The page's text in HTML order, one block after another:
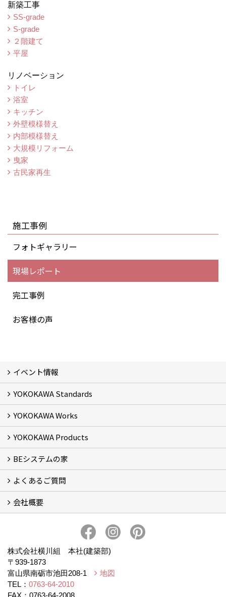
新築工事
SS-grade
S-grade
２階建て
平屋
リノベーション
トイレ
浴室
キッチン
外壁模様替え
内部模様替え
大規模リフォーム
曳家
古民家再生
施工事例
フォトギャラリー
現場レポート
完工事例
お客様の声
イベント情報
イベント予告
イベント報告
YOKOKAWA Standards
基本理念 (2)
横川組の家造り
正しい耐震・制震の家
正しい断熱の家
S-grade
SS-grade
YOKOKAWA Works
フォトギャラリー
リフォーム専門部
新築・増築専門部
現場レポート
完工事例
お客様の声
横川組歩道除雪隊
『五本線』応援ページ！
YOKOKAWA Products
窓ガラス遮熱・UVカット塗料【ゼロコート】
水回り再生コーティング【アクアリフレッシュ】
米杉羽目板【やすらぎ】
BEシステムの家
BEシステムの家 実績
BEシステムの家 概要
BEシステムの家 体感会レポート
ハウスオブザ高断熱受賞
よくあるご質問
BEシステムについて
家造りの流れ
会社概要
プライバシー・ポリシー
本社井口移転のお知らせ
株式会社横川組 本社(建築部)
〒939-1873
富山県南砺市池田208-1
地図
TEL： 0763-64-2010